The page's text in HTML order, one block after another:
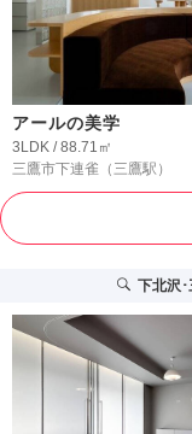
アールの美学
3LDK / 88.71㎡
三鷹市下連雀 （三鷹駅）
下北沢